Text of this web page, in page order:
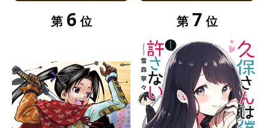
第 6 位 第 7 位